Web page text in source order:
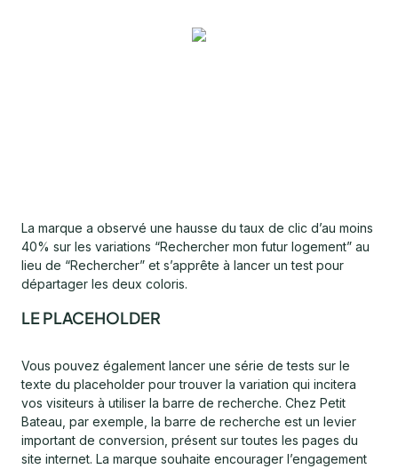
La marque a observé une hausse du taux de clic d’au moins
40% sur les variations “Rechercher mon futur logement” au
lieu de “Rechercher” et s’apprête à lancer un test pour
départager les deux coloris.
LE PLACEHOLDER
Vous pouvez également lancer une série de tests sur le
texte du placeholder pour trouver la variation qui incitera
vos visiteurs à utiliser la barre de recherche. Chez Petit
Bateau, par exemple, la barre de recherche est un levier
important de conversion, présent sur toutes les pages du
site internet. La marque souhaite encourager l’engagement